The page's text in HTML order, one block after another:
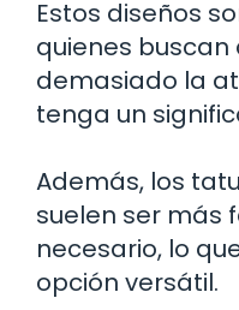
Estos diseños
quienes
demasiado la
tenga un
Además, los
suelen ser más
necesario, lo
opción versátil.